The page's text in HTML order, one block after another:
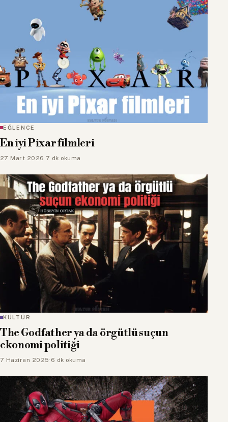
EĞLENCE
En iyi Pixar filmleri
27 Mart 2026 ·7 dk okuma
KÜLTÜR
The Godfather ya da örgütlü suçun
ekonomi politiği
7 Haziran 2025· 6 dk okuma